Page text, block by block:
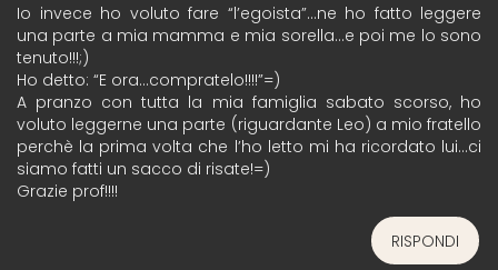
Io invece ho voluto fare “l’egoista”…ne ho fatto leggere
una parte a mia mamma e mia sorella…e poi me lo sono
tenuto!!!;)
Ho detto: “E ora…compratelo!!!!”=)
A pranzo con tutta la mia famiglia sabato scorso, ho
voluto leggerne una parte (riguardante Leo) a mio fratello
perchè la prima volta che l’ho letto mi ha ricordato lui…ci
siamo fatti un sacco di risate!=)
Grazie prof!!!!
RISPONDI